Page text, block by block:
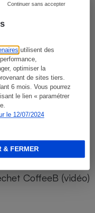
utilisent des
optimiser la
de sites tiers.
6 mois. Vous pourrez
le lien « paramétrer
le 12/07/2024
Continuer sans accepter
& FERMER
CoffeeB (vidéo)